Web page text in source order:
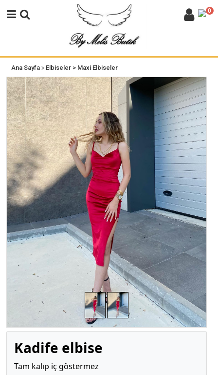
0
Ana Sayfa> Elbiseler > Maxi Elbiseler
Kadife elbise
Tam kalıp iç göstermez